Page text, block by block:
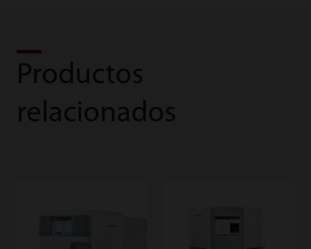
Productos
relacionados